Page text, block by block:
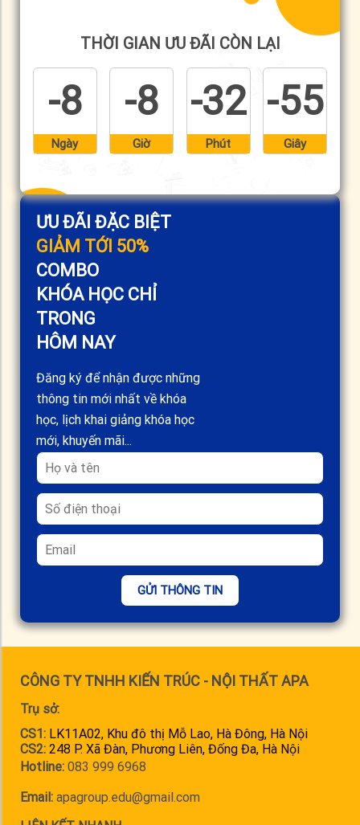
ƯU ĐÃI ĐẶC BIỆT
GIẢM TỚI 50%
COMBO
KHÓA HỌC CHỈ
TRONG
HÔM NAY
Đăng ký để nhận được những
thông tin mới nhất về khóa
học, lịch khai giảng khóa học
mới, khuyến mãi...
GỬI THÔNG TIN
THỜI GIAN ƯU ĐÃI CÒN LẠI
-8
Ngày
-8
Giờ
-32
Phút
-55
Giây
CÔNG TY TNHH KIẾN TRÚC - NỘI THẤT APA
Trụ sở:
CS1: LK11A02, Khu đô thị Mỗ Lao, Hà Đông, Hà Nội
CS2: 248 P. Xã Đàn, Phương Liên, Đống Đa, Hà Nội
Hotline: 083 999 6968
Email: apagroup.edu@gmail.com